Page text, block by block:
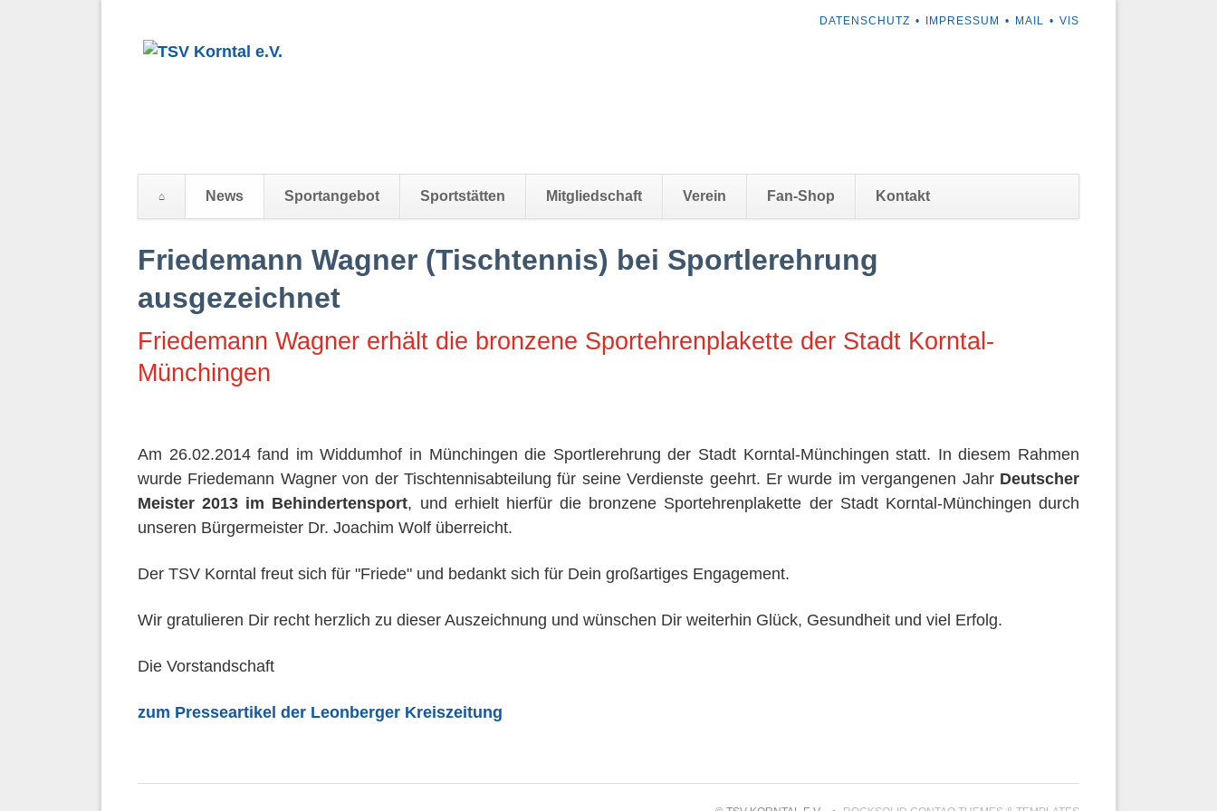
NAVIGATION
DATENSCHUTZ IMPRESSUM MAIL VIS
überspringen
News Sportangebot Sportstätten Mitgliedschaft Verein Fan-Shop Kontakt
überspringen
Friedemann Wagner (Tischtennis) bei Sportlerehrung
ausgezeichnet
Friedemann Wagner erhält die bronzene Sportehrenplakette der Stadt Korntal-
Münchingen
Am 26.02.2014 fand im Widdumhof in Münchingen die Sportlerehrung der Stadt Korntal-Münchingen statt. In diesem Rahmen
wurde Friedemann Wagner von der Tischtennisabteilung für seine Verdienste geehrt. Er wurde im vergangenen Jahr Deutscher
Meister 2013 im Behindertensport, und erhielt hierfür die bronzene Sportehrenplakette der Stadt Korntal-Münchingen durch
unseren Bürgermeister Dr. Joachim Wolf überreicht.
Der TSV Korntal freut sich für "Friede" und bedankt sich für Dein großartiges Engagement.
Wir gratulieren Dir recht herzlich zu dieser Auszeichnung und wünschen Dir weiterhin Glück, Gesundheit und viel Erfolg.
Die Vorstandschaft
zum Presseartikel der Leonberger Kreiszeitung